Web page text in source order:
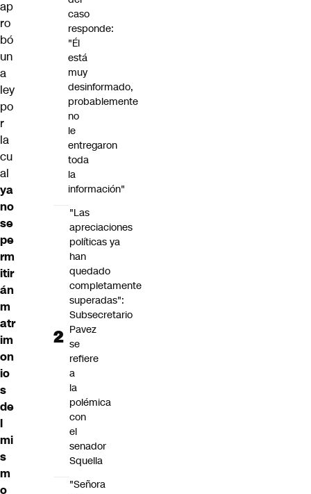
ap
ro
bó
un
a
ley
po
r
la
cu
al
ya
no
se
pe
rm
itir
án
m
atr
im
on
io
s
de
l
mi
s
m
o
caso
responde:
"Él
está
muy
desinformado,
probablemente
no
le
entregaron
toda
la
información"
"Las
apreciaciones
políticas ya
han
quedado
completamente
superadas":
Subsecretario
Pavez
se
refiere
a
la
polémica
con
el
senador
Squella
"Señora